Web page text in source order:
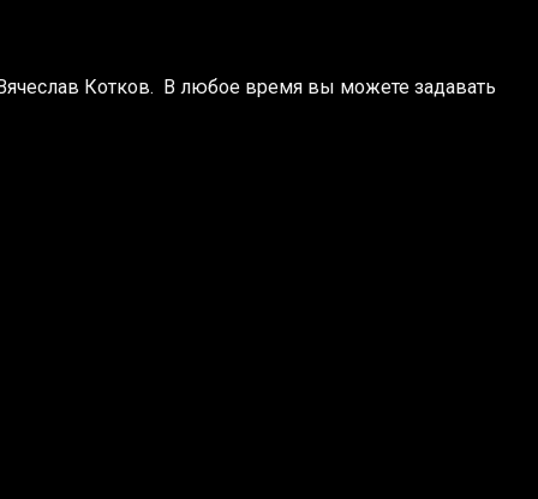
Вячеслав Котков. В любое время вы можете задавать